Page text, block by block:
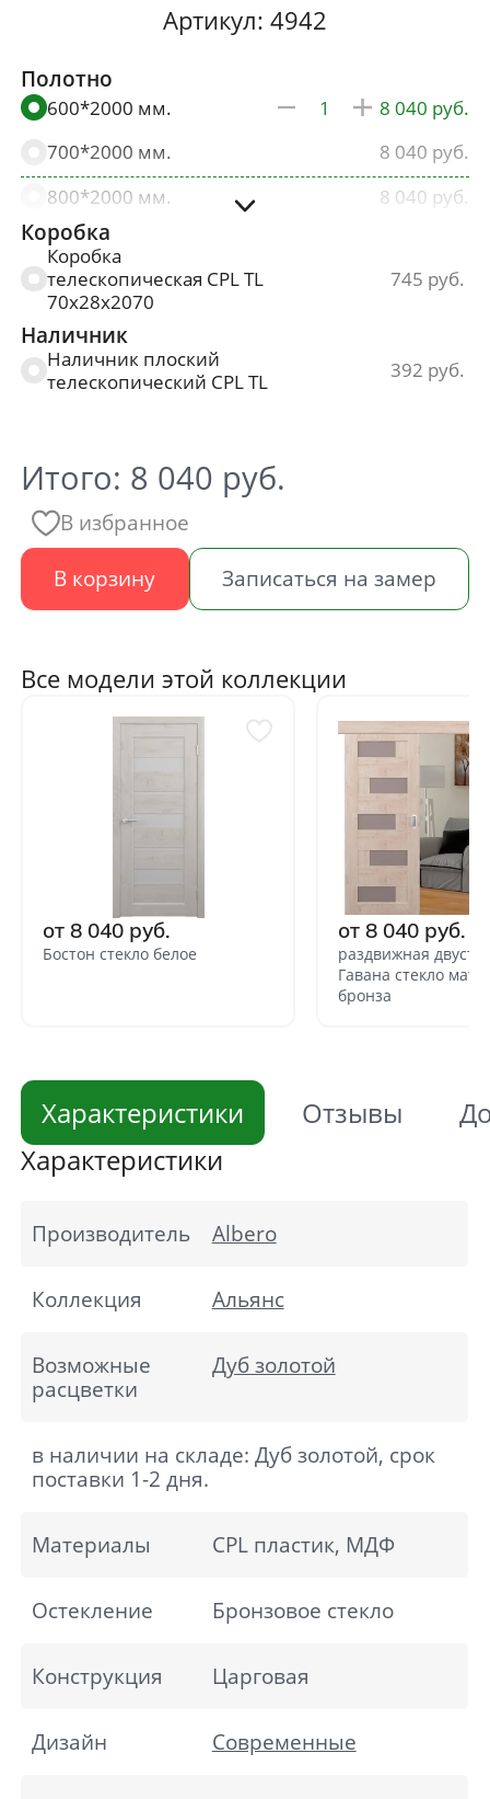
Артикул: 4942
Полотно
600*2000 мм.
8 040
700*2000 мм.
8 040
800*2000 мм.
8 040
900*2000 мм.
Коробка
Коробка
телескопическая CPL TL
70х28х2070
745
Наличник
Наличник плоский
телескопический CPL TL
392
Итого: 8 040 руб.
В избранное
В корзину
Записаться на замер
Все модели этой коллекции
от 8 040 руб.
Бостон стекло белое
от 8 040 руб.
раздвижная
Гавана стекло
бронза
Характеристики Отзывы
Характеристики
Производитель Albero
Коллекция Альянс
Возможные
расцветки
Дуб золотой
в наличии на складе: Дуб золотой, срок
поставки 1-2 дня.
Материалы CPL пластик, МДФ
Остекление Бронзовое стекло
Конструкция Царговая
Дизайн Современные